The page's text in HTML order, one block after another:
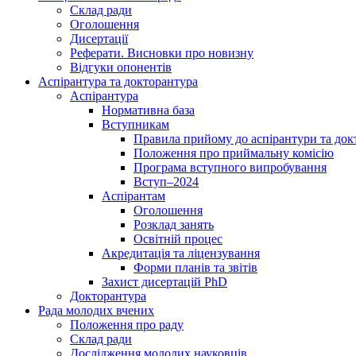
Склад ради
Оголошення
Дисертації
Реферати. Висновки про новизну
Відгуки опонентів
Аспірантура та докторантура
Аспірантура
Нормативна база
Вступникам
Правила прийому до аспірантури та
Положення про приймальну комісію
Програма вступного випробування
Вступ–2024
Аспірантам
Оголошення
Розклад занять
Освітній процес
Акредитація та ліцензування
Форми планів та звітів
Захист дисертацій PhD
Докторантура
Рада молодих вчених
Положення про раду
Склад ради
Дослідження молодих науковців